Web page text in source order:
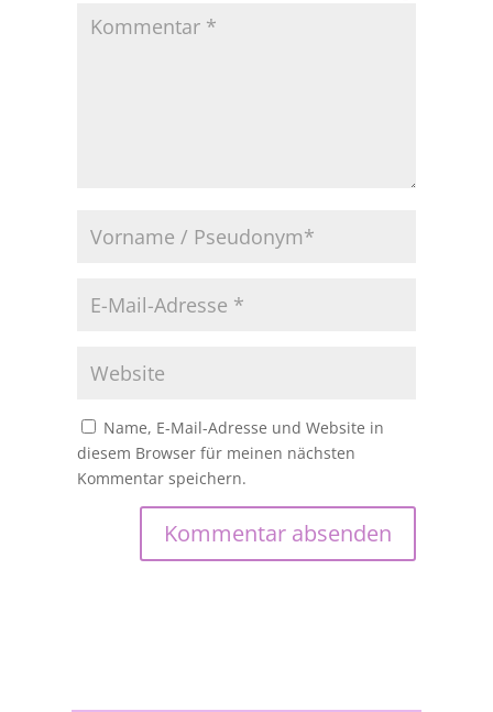
Name, E-Mail-Adresse und Website in
diesem Browser für meinen nächsten
Kommentar speichern.